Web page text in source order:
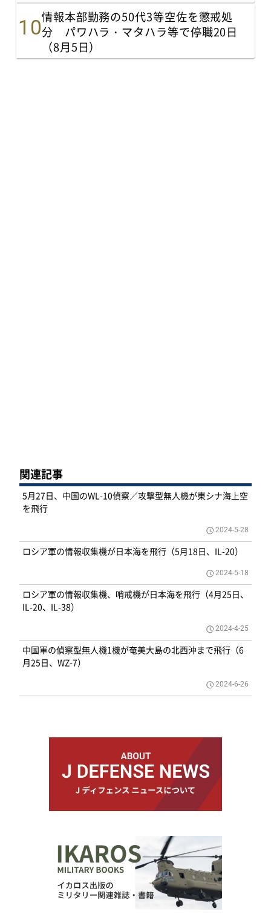
情報本部勤務の50代3等空佐を懲戒処
分 パワハラ・マタハラ等で停職20日
（8月5日）
関連記事
5月27日、中国のWL-10偵察／攻撃型無人機が東シナ海上空
を飛行
2024-5-28
ロシア軍の情報収集機が日本海を飛行（5月18日、IL-20）
2024-5-18
ロシア軍の情報収集機、哨戒機が日本海を飛行（4月25日、
IL-20、IL-38）
2024-4-25
中国軍の偵察型無人機1機が奄美大島の北西沖まで飛行（6
月25日、WZ-7）
2024-6-26